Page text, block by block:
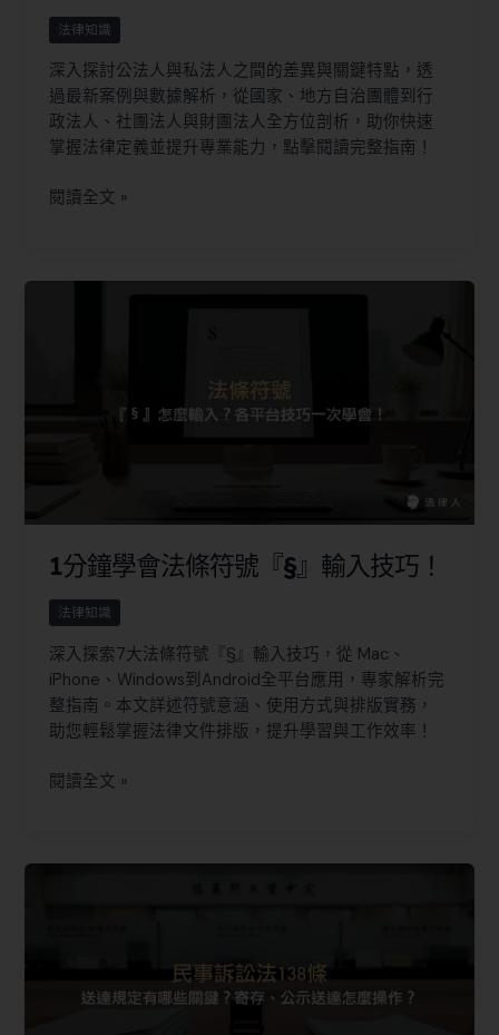
法律知識
深入探討公法人與私法人之間的差異與關鍵特點，透
過最新案例與數據解析，從國家、地方自治團體到行
政法人、社團法人與財團法人全方位剖析，助你快速
掌握法律定義並提升專業能力，點擊閱讀完整指南！
閱讀全文 »
1分鐘學會法條符號『§』輸入技巧！
法律知識
深入探索7大法條符號『§』輸入技巧，從 Mac、
iPhone、Windows到Android全平台應用，專家解析完
整指南。本文詳述符號意涵、使用方式與排版實務，
助您輕鬆掌握法律文件排版，提升學習與工作效率！
閱讀全文 »